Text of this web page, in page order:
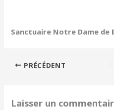
Sanctuaire Notre Dame de
PRÉCÉDENT
Laisser un